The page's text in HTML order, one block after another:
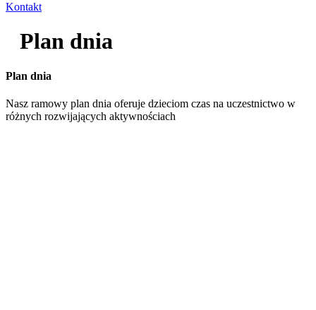
Kontakt
Plan dnia
Plan dnia
Nasz ramowy plan dnia oferuje dzieciom czas na uczestnictwo w
różnych rozwijających aktywnościach